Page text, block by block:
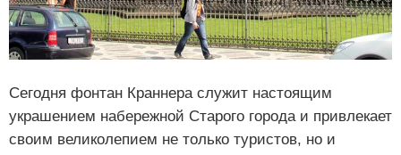
Сегодня фонтан Краннера служит настоящим
украшением набережной Старого города и привлекает
своим великолепием не только туристов, но и